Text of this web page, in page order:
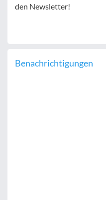
den Newsletter!
Benachrichtigungen